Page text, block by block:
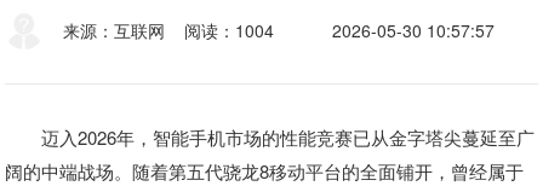
来源：互联网 阅读：1004 2026-05-30 10:57:57
迈入2026年，智能手机市场的性能竞赛已从金字塔尖蔓延至广
阔的中端战场。随着第五代骁龙8移动平台的全面铺开，曾经属于